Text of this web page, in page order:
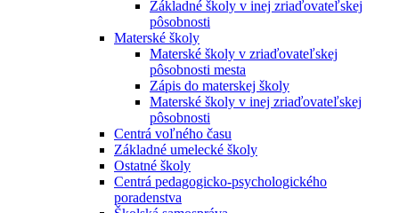
Základné školy v inej zriaďovateľskej
pôsobnosti
Materské školy
Materské školy v zriaďovateľskej
pôsobnosti mesta
Zápis do materskej školy
Materské školy v inej zriaďovateľskej
pôsobnosti
Centrá voľného času
Základné umelecké školy
Ostatné školy
Centrá pedagogicko-psychologického
poradenstva